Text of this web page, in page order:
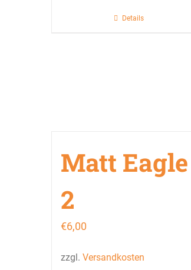
Details
Matt Eagle
2
€6,00
zzgl. Versandkosten